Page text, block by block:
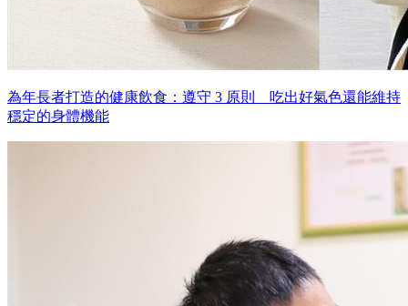
為年長者打造的健康飲食：遵守 3 原則 吃出好氣色還能維持
穩定的身體機能